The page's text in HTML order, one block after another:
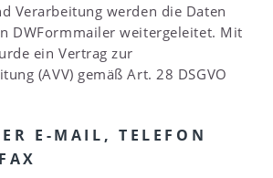
Verarbeitung werden die Daten
DWFormmailer weitergeleitet. Mit
ein Vertrag zur
(AVV) gemäß Art. 28 DSGVO
E-MAIL, TELEFON